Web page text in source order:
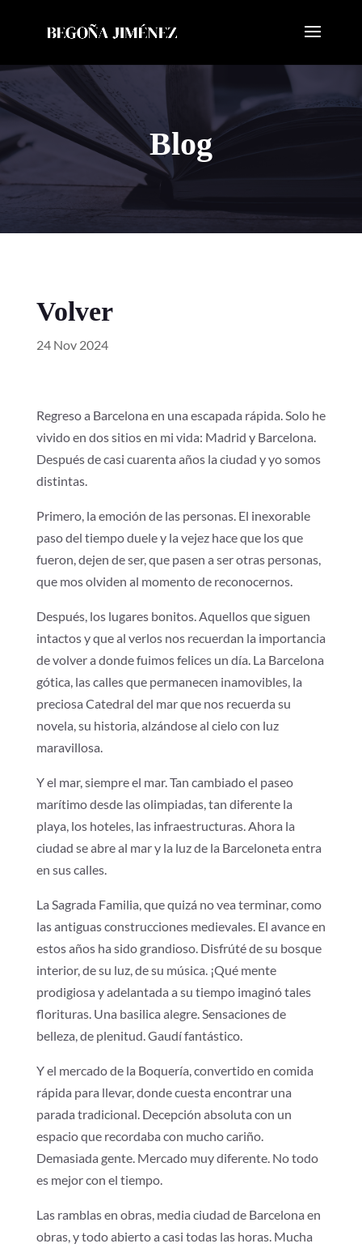
Blog
Volver
24 Nov 2024
Regreso a Barcelona en una escapada rápida. Solo he
vivido en dos sitios en mi vida: Madrid y Barcelona.
Después de casi cuarenta años la ciudad y yo somos
distintas.
Primero, la emoción de las personas. El inexorable
paso del tiempo duele y la vejez hace que los que
fueron, dejen de ser, que pasen a ser otras personas,
que mos olviden al momento de reconocernos.
Después, los lugares bonitos. Aquellos que siguen
intactos y que al verlos nos recuerdan la importancia
de volver a donde fuimos felices un día. La Barcelona
gótica, las calles que permanecen inamovibles, la
preciosa Catedral del mar que nos recuerda su
novela, su historia, alzándose al cielo con luz
maravillosa.
Y el mar, siempre el mar. Tan cambiado el paseo
marítimo desde las olimpiadas, tan diferente la
playa, los hoteles, las infraestructuras. Ahora la
ciudad se abre al mar y la luz de la Barceloneta entra
en sus calles.
La Sagrada Familia, que quizá no vea terminar, como
las antiguas construcciones medievales. El avance en
estos años ha sido grandioso. Disfrúté de su bosque
interior, de su luz, de su música. ¡Qué mente
prodigiosa y adelantada a su tiempo imaginó tales
florituras. Una basilica alegre. Sensaciones de
belleza, de plenitud. Gaudí fantástico.
Y el mercado de la Boquería, convertido en comida
rápida para llevar, donde cuesta encontrar una
parada tradicional. Decepción absoluta con un
espacio que recordaba con mucho cariño.
Demasiada gente. Mercado muy diferente. No todo
es mejor con el tiempo.
Las ramblas en obras, media ciudad de Barcelona en
obras, y todo abierto a casi todas las horas. Mucha